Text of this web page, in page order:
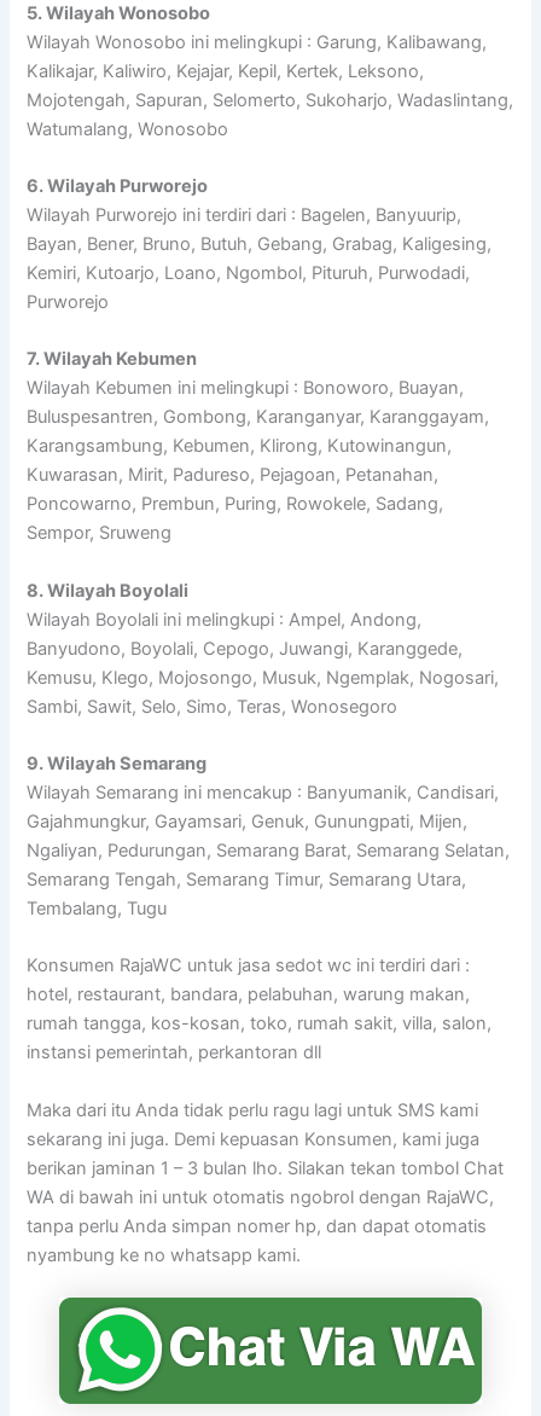
5. Wilayah Wonosobo
Wilayah Wonosobo ini melingkupi : Garung, Kalibawang,
Kalikajar, Kaliwiro, Kejajar, Kepil, Kertek, Leksono,
Mojotengah, Sapuran, Selomerto, Sukoharjo, Wadaslintang,
Watumalang, Wonosobo
6. Wilayah Purworejo
Wilayah Purworejo ini terdiri dari : Bagelen, Banyuurip,
Bayan, Bener, Bruno, Butuh, Gebang, Grabag, Kaligesing,
Kemiri, Kutoarjo, Loano, Ngombol, Pituruh, Purwodadi,
Purworejo
7. Wilayah Kebumen
Wilayah Kebumen ini melingkupi : Bonoworo, Buayan,
Buluspesantren, Gombong, Karanganyar, Karanggayam,
Karangsambung, Kebumen, Klirong, Kutowinangun,
Kuwarasan, Mirit, Padureso, Pejagoan, Petanahan,
Poncowarno, Prembun, Puring, Rowokele, Sadang,
Sempor, Sruweng
8. Wilayah Boyolali
Wilayah Boyolali ini melingkupi : Ampel, Andong,
Banyudono, Boyolali, Cepogo, Juwangi, Karanggede,
Kemusu, Klego, Mojosongo, Musuk, Ngemplak, Nogosari,
Sambi, Sawit, Selo, Simo, Teras, Wonosegoro
9. Wilayah Semarang
Wilayah Semarang ini mencakup : Banyumanik, Candisari,
Gajahmungkur, Gayamsari, Genuk, Gunungpati, Mijen,
Ngaliyan, Pedurungan, Semarang Barat, Semarang Selatan,
Semarang Tengah, Semarang Timur, Semarang Utara,
Tembalang, Tugu
Konsumen RajaWC untuk jasa sedot wc ini terdiri dari :
hotel, restaurant, bandara, pelabuhan, warung makan,
rumah tangga, kos-kosan, toko, rumah sakit, villa, salon,
instansi pemerintah, perkantoran dll
Maka dari itu Anda tidak perlu ragu lagi untuk SMS kami
sekarang ini juga. Demi kepuasan Konsumen, kami juga
berikan jaminan 1 – 3 bulan lho. Silakan tekan tombol Chat
WA di bawah ini untuk otomatis ngobrol dengan RajaWC,
tanpa perlu Anda simpan nomer hp, dan dapat otomatis
nyambung ke no whatsapp kami.